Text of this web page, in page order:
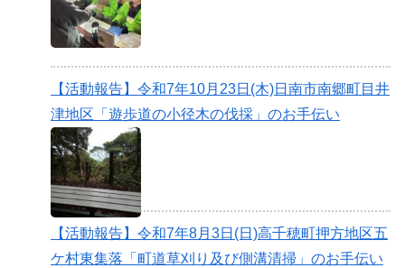
【活動報告】令和7年10月23日(木)日南市南郷町目井
津地区「遊歩道の小径木の伐採」のお手伝い
【活動報告】令和7年8月3日(日)高千穂町押方地区五
ケ村東集落「町道草刈り及び側溝清掃」のお手伝い